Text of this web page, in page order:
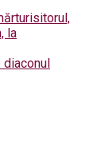
la
diaconul